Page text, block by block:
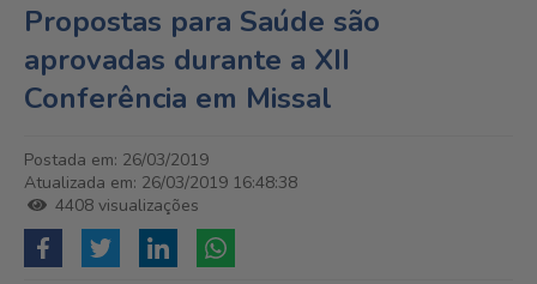
Propostas para Saúde são
aprovadas durante a XII
Conferência em Missal
Postada em: 26/03/2019
Atualizada em: 26/03/2019 16:48:38
4408 visualizações